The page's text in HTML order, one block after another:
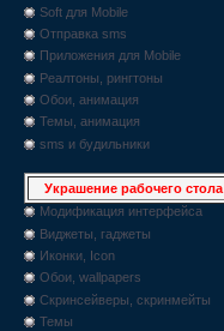
Soft для Mobile
Отправка sms
Приложения для Mobile
Реалтоны, рингтоны
Обои, анимация
Темы, анимация
sms и будильники
Украшение рабочего стола
Модификация интерфейса
Виджеты, гаджеты
Иконки, Icon
Обои, wallpapers
Скринсейверы, скринмейты
Темы